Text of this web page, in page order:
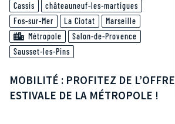
Cassis
châteauneuf-les-martigues
Fos-sur-Mer
La Ciotat
Marseille
Métropole
Salon-de-Provence
Sausset-les-Pins
MOBILITÉ : PROFITEZ DE L’OFFRE
ESTIVALE DE LA MÉTROPOLE !